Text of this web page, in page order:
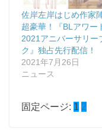
佐岸左岸はじめ作家
超豪華！『BLアワー
2021アニバーサリー
ク』独占先行配信！
2021年7月26日
ニュース
固定ページ: 1 2